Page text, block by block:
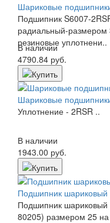
Шариковые
Подшипник S6007-
радиальный-размером
резиновые уплотнени..
В наличии
4790.84 руб.
Шариковые
Уплотнение - 2RSR ..
В наличии
1943.00 руб.
Подшипник шариковый
Подшипник
80205) размером 25